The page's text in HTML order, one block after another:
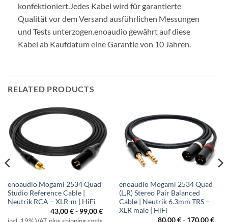
konfektioniert. Jedes Kabel wird für garantierte
Qualität vor dem Versand ausführlichen Messungen
und Tests unterzogen. enoaudio gewährt auf diese
Kabel ab Kaufdatum eine Garantie von 10 Jahren.
RELATED PRODUCTS
enoaudio Mogami 2534 Quad
Studio Reference Cable |
Neutrik RCA – XLR-m | HiFi
43,00€- 99,00€
enoaudio Mogami 2534 Quad
(L,R) Stereo Pair Balanced
Cable | Neutrik 6.3mm TRS –
XLR male | HiFi
80,00€- 170,00€